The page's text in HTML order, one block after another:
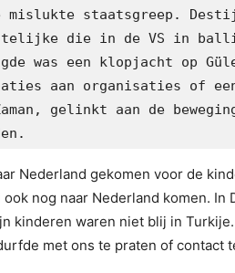
mislukte staatsgreep.
die in de VS in
was een klopjacht op
aan organisaties of
gelinkt aan de
Nederland gekomen voor de
ook nog naar Nederland komen.
kinderen waren niet blij in
met ons te praten of contact